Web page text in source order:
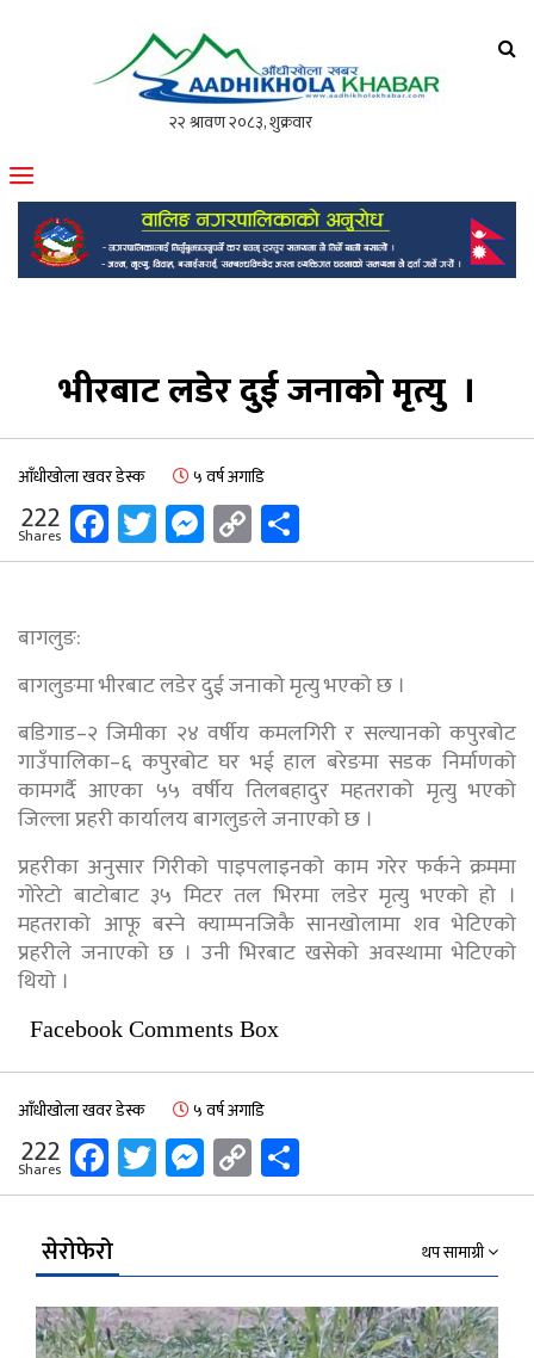
मोफसलकै लोकप्रिय अनलाइन पत्रिका
भीरबाट लडेर दुई जनाको मृत्यु ।
आँधीखोला खवर डेस्क ५ वर्ष अगाडि
222
Shares Facebook
Twitter
Messenger
Copy
Link
बागलुङ:
बागलुङमा भीरबाट लडेर दुई जनाको मृत्यु भएको छ ।
बडिगाड–२ जिमीका २४ वर्षीय कमलगिरी र सल्यानको कपुरबोट
गाउँपालिका–६ कपुरबोट घर भई हाल बरेङमा सडक निर्माणको
कामगर्दै आएका ५५ वर्षीय तिलबहादुर महतराको मृत्यु भएको
जिल्ला प्रहरी कार्यालय बागलुङले जनाएको छ ।
प्रहरीका अनुसार गिरीको पाइपलाइनको काम गरेर फर्कने क्रममा
गोरेटो बाटोबाट ३५ मिटर तल भिरमा लडेर मृत्यु भएको हो ।
महतराको आफू बस्ने क्याम्पनजिकै सानखोलामा शव भेटिएको
प्रहरीले जनाएको छ । उनी भिरबाट खसेको अवस्थामा भेटिएको
थियो ।
Facebook Comments Box
आँधीखोला खवर डेस्क ५ वर्ष अगाडि
222
Shares Facebook
Twitter
Messenger
Copy
Link
सेरोफेरो थप सामाग्री